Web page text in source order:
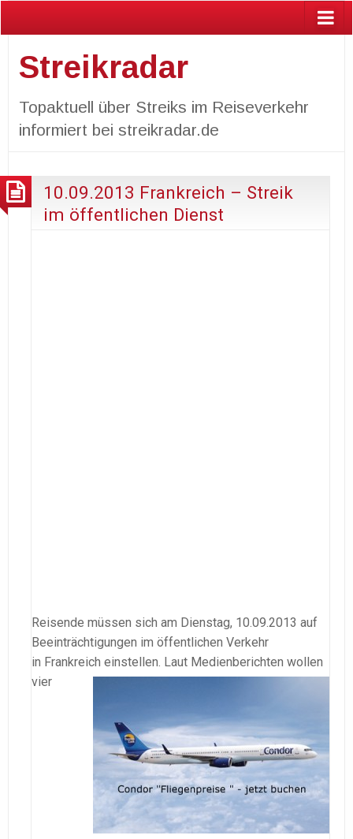
Streikradar
Topaktuell über Streiks im Reiseverkehr
informiert bei streikradar.de
10.09.2013 Frankreich – Streik
im öffentlichen Dienst
Reisende müssen sich am Dienstag, 10.09.2013 auf
Beeinträchtigungen im öffentlichen Verkehr
in Frankreich einstellen. Laut Medienberichten wollen
vier